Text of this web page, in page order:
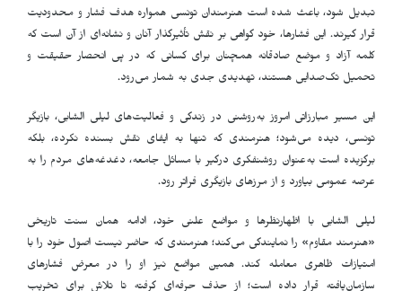
تبدیل شود، باعث شده است هنرمندان تونسی همواره هدف فشار و محدودیت
قرار گیرند. این فشارها، خود گواهی بر نقش تأثیرگذار آنان و نشانه‌ای از آن است که
کلمه آزاد و موضع صادقانه همچنان برای کسانی که در پی انحصار حقیقت و
تحمیل تک‌صدایی هستند، تهدیدی جدی به شمار می‌رود.
این مسیر مبارزاتی امروز به‌روشنی در زندگی و فعالیت‌های لیلی الشابی، بازیگر
تونسی، دیده می‌شود؛ هنرمندی که تنها به ایفای نقش بسنده نکرده، بلکه
برگزیده است به‌عنوان روشنفکری درگیر با مسائل جامعه، دغدغه‌های مردم را به
عرصه عمومی بیاورد و از مرزهای بازیگری فراتر رود.
لیلی الشابی با اظهارنظرها و مواضع علنی خود، ادامه همان سنت تاریخی
«هنرمند مقاوم» را نمایندگی می‌کند؛ هنرمندی که حاضر نیست اصول خود را با
امتیازات ظاهری معامله کند. همین مواضع نیز او را در معرض فشارهای
سازمان‌یافته قرار داده است؛ از حذف حرفه‌ای گرفته تا تلاش برای تخریب